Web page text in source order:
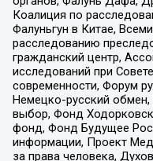
Коалиция по
Фалуньгун в Китае,
расследованию
гражданский центр,
исследований при
современности, Форум
Немецко-русский
выбор, Фонд
фонд, Фонд Будущее
информации, Проект
за права человека,